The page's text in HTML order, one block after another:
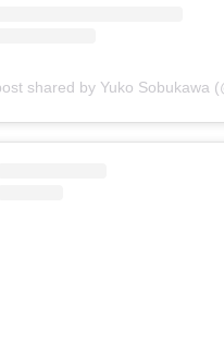
shared by Yuko Sobukawa